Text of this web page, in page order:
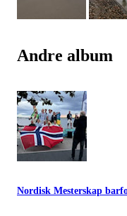
Andre album
Nordisk Mesterskap